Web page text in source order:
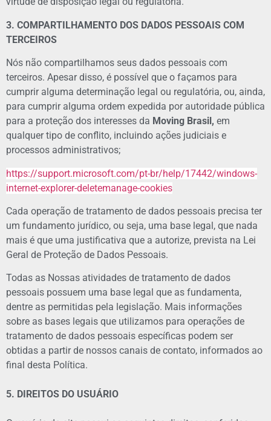
3. COMPARTILHAMENTO DOS DADOS PESSOAIS COM
TERCEIROS
Nós não compartilhamos seus dados pessoais com
terceiros. Apesar disso, é possível que o façamos para
cumprir alguma determinação legal ou regulatória, ou, ainda,
para cumprir alguma ordem expedida por autoridade pública
para a proteção dos interesses da Moving Brasil, em
qualquer tipo de conflito, incluindo ações judiciais e
processos administrativos;
https://support.microsoft.com/pt-br/help/17442/windows-
internet-explorer-deletemanage-cookies
Cada operação de tratamento de dados pessoais precisa ter
um fundamento jurídico, ou seja, uma base legal, que nada
mais é que uma justificativa que a autorize, prevista na Lei
Geral de Proteção de Dados Pessoais.
Todas as Nossas atividades de tratamento de dados
pessoais possuem uma base legal que as fundamenta,
dentre as permitidas pela legislação. Mais informações
sobre as bases legais que utilizamos para operações de
tratamento de dados pessoais específicas podem ser
obtidas a partir de nossos canais de contato, informados ao
final desta Política.
5. DIREITOS DO USUÁRIO